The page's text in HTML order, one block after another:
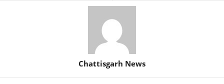
Chattisgarh News